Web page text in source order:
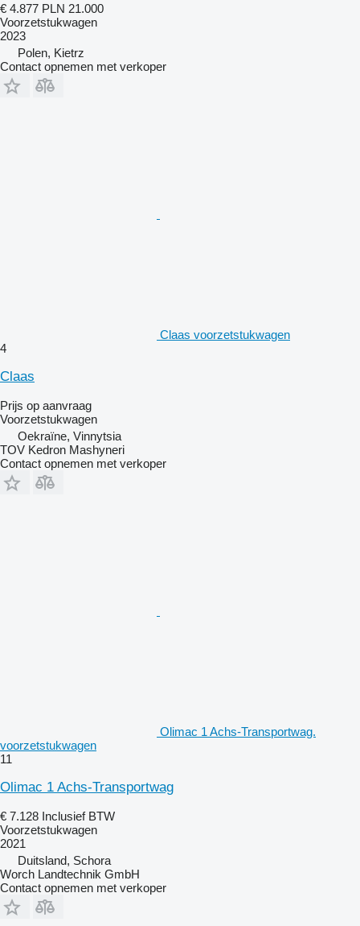
€ 4.877 PLN 21.000
Voorzetstukwagen
2023
Polen, Kietrz
Contact opnemen met verkoper
Claas voorzetstukwagen
4
Claas
Prijs op aanvraag
Voorzetstukwagen
Oekraïne, Vinnytsia
TOV Kedron Mashyneri
Contact opnemen met verkoper
Olimac 1 Achs-Transportwag.
voorzetstukwagen
11
Olimac 1 Achs-Transportwag
€ 7.128 Inclusief BTW
Voorzetstukwagen
2021
Duitsland, Schora
Worch Landtechnik GmbH
Contact opnemen met verkoper